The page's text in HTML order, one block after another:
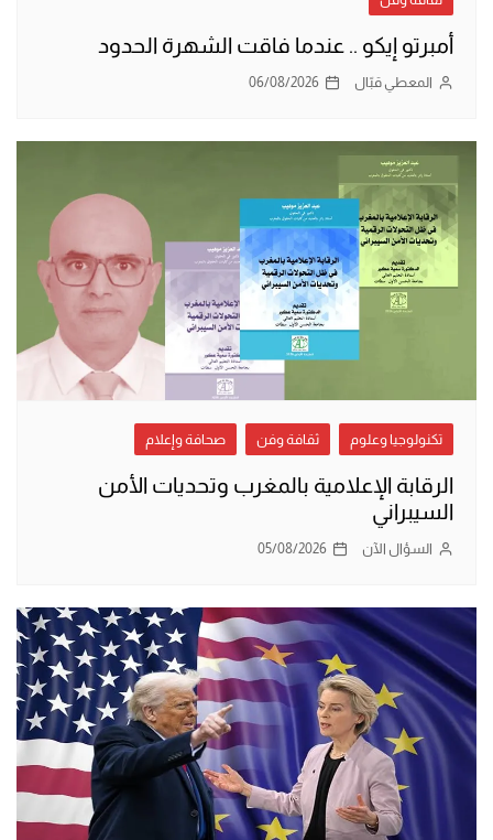
أمبرتو إيكو .. عندما فاقت الشهرة الحدود
المعطي قبّال 06/08/2026
تكنولوجيا وعلوم ثقافة وفن صحافة وإعلام
الرقابة الإعلامية بالمغرب وتحديات الأمن
السيبراني
السؤال الآن 05/08/2026